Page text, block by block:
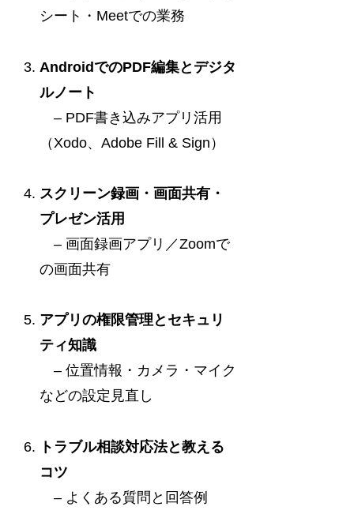
シート・Meetでの業務
AndroidでのPDF編集とデジタ
ルノート
– PDF書き込みアプリ活用
（Xodo、Adobe Fill & Sign）
スクリーン録画・画面共有・
プレゼン活用
– 画面録画アプリ／Zoomで
の画面共有
アプリの権限管理とセキュリ
ティ知識
– 位置情報・カメラ・マイク
などの設定見直し
トラブル相談対応法と教える
コツ
– よくある質問と回答例